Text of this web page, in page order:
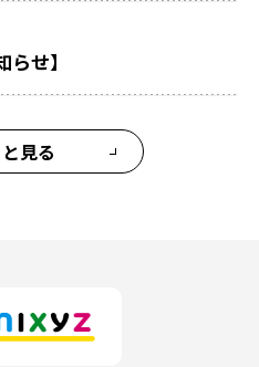
せ】
見る